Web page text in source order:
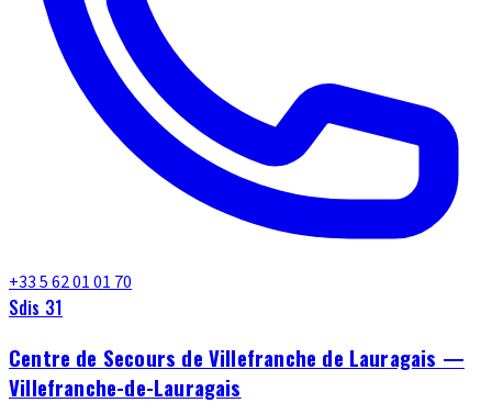
+33 5 62 01 01 70
Sdis 31
Centre de Secours de Villefranche de Lauragais —
Villefranche-de-Lauragais